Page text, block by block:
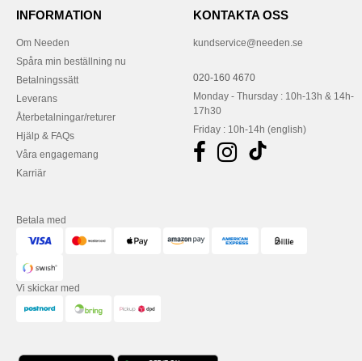
INFORMATION
Om Needen
Spåra min beställning nu
Betalningssätt
Leverans
Återbetalningar/returer
Hjälp & FAQs
Våra engagemang
Karriär
KONTAKTA OSS
kundservice@needen.se
020-160 4670
Monday - Thursday : 10h-13h & 14h-
17h30
Friday : 10h-14h (english)
Betala med
Vi skickar med